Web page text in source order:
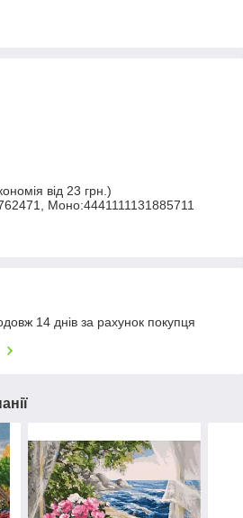
від 23 грн.)
Моно:4441111131885711
14 днів за рахунок покупця